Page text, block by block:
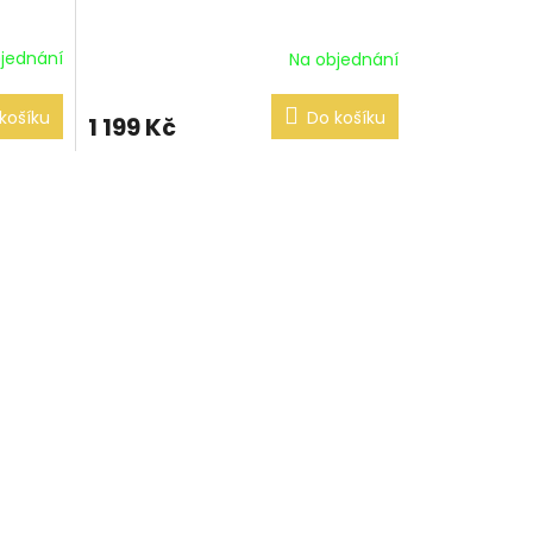
Na objednání
1 199 Kč Do košíku